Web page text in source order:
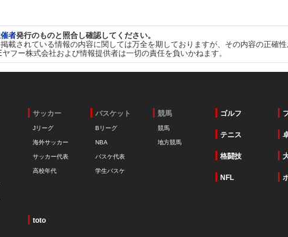
者発行のものと照合し確認してください。
載されている情報の内容に関しては万全を期しておりますが、その内容の正確
フー株式会社および情報提供者は一切の責任を負いかねます。
サッカー
Jリーグ
海外サッカー
サッカー代表
高校年代
バスケット
Bリーグ
NBA
バスケ代表
学生バスケ
競馬
競馬
地方競馬
ゴルフ
テニス
格闘技
NFL
toto